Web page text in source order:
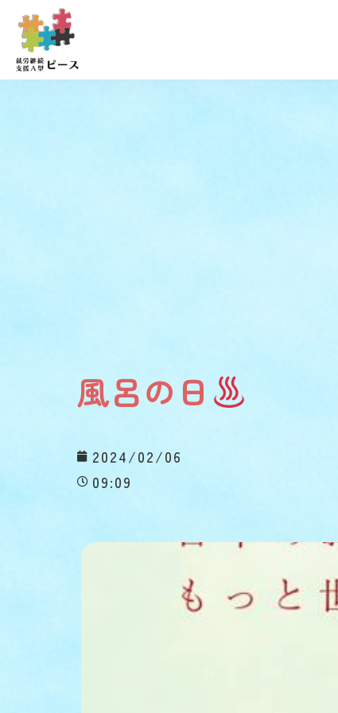
風呂の日
2024/02/06
09:09